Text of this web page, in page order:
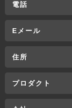
電話
Eメール
住所
プロダクト